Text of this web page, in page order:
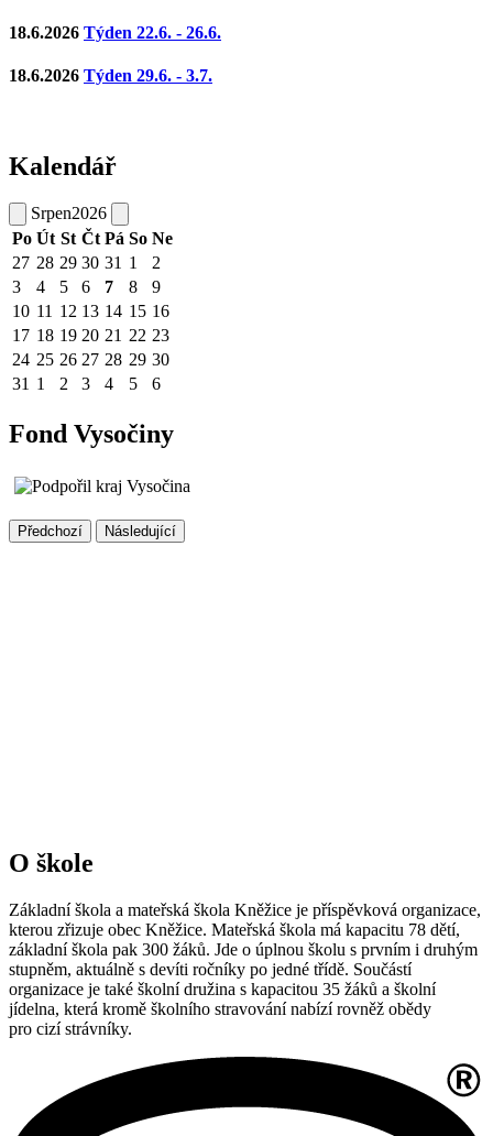
18.6.2026 Týden 22.6. - 26.6.
18.6.2026 Týden 29.6. - 3.7.
Kalendář
Srpen2026
Po Út St Čt Pá So Ne
27 28 29 30 31 1
2
3
4 5 6 7 8
9
10 11 12 13 14 15 16
17 18 19 20 21 22 23
24 25 26 27 28 29 30
31 1 2 3 4 5 6
Fond Vysočiny
Předchozí Následující
O škole
Základní škola a mateřská škola Kněžice je příspěvková organizace,
kterou zřizuje obec Kněžice. Mateřská škola má kapacitu 78 dětí,
základní škola pak 300 žáků. Jde o úplnou školu s prvním i druhým
stupněm, aktuálně s devíti ročníky po jedné třídě. Součástí
organizace je také školní družina s kapacitou 35 žáků a školní
jídelna, která kromě školního stravování nabízí rovněž obědy
pro cizí strávníky.